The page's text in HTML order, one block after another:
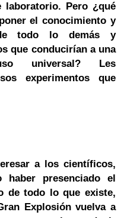
laboratorio. Pero ¿qué
el conocimiento y
todo lo demás y
que conducirían a una
universal? Les
experimentos que
a los científicos,
haber presenciado el
de todo lo que existe,
Explosión vuelva a